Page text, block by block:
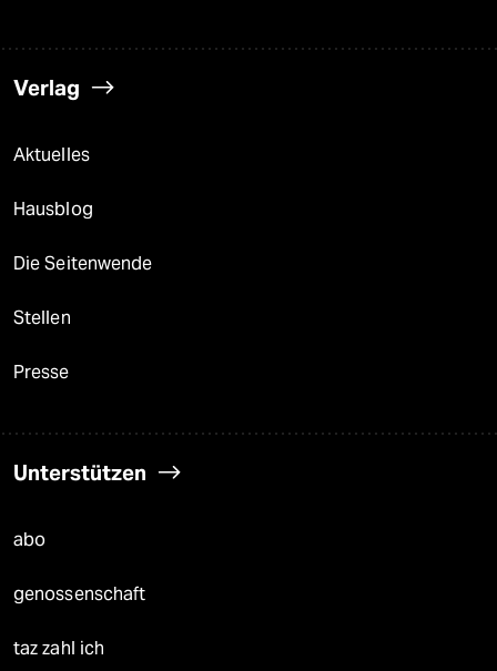
Verlag
Aktuelles
Hausblog
Die Seitenwende
Stellen
Presse
Unterstützen
abo
genossenschaft
taz zahl ich